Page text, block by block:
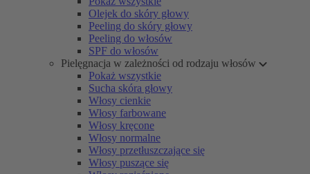
Olejek do skóry głowy
Peeling do skóry głowy
Peeling do włosów
SPF do włosów
Pielęgnacja w zależności od rodzaju włosów
Pokaż wszystkie
Sucha skóra głowy
Włosy cienkie
Włosy farbowane
Włosy kręcone
Włosy normalne
Włosy przetłuszczające się
Włosy puszące się